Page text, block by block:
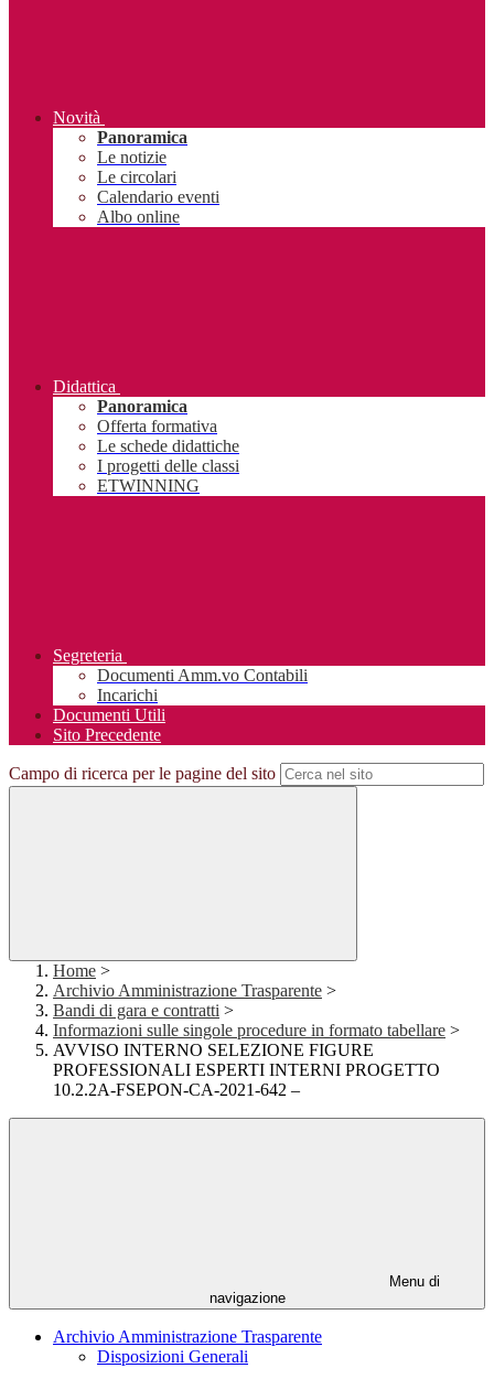
Novità
Panoramica
Le notizie
Le circolari
Calendario eventi
Albo online
Didattica
Panoramica
Offerta formativa
Le schede didattiche
I progetti delle classi
ETWINNING
Segreteria
Documenti Amm.vo Contabili
Incarichi
Documenti Utili
Sito Precedente
Campo di ricerca per le pagine del sito
Home >
Archivio Amministrazione Trasparente >
Bandi di gara e contratti >
Informazioni sulle singole procedure in formato tabellare >
AVVISO INTERNO SELEZIONE FIGURE
PROFESSIONALI ESPERTI INTERNI PROGETTO
10.2.2A-FSEPON-CA-2021-642 –
Menu di
navigazione
Archivio Amministrazione Trasparente
Disposizioni Generali